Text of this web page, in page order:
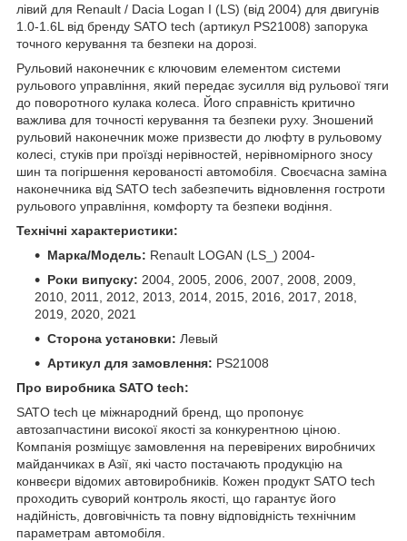
лівий для Renault / Dacia Logan I (LS) (від 2004) для двигунів
1.0-1.6L від бренду SATO tech (артикул PS21008) запорука
точного керування та безпеки на дорозі.
Рульовий наконечник є ключовим елементом системи
рульового управління, який передає зусилля від рульової тяги
до поворотного кулака колеса. Його справність критично
важлива для точності керування та безпеки руху. Зношений
рульовий наконечник може призвести до люфту в рульовому
колесі, стуків при проїзді нерівностей, нерівномірного зносу
шин та погіршення керованості автомобіля. Своєчасна заміна
наконечника від SATO tech забезпечить відновлення гостроти
рульового управління, комфорту та безпеки водіння.
Технічні характеристики:
Марка/Модель: Renault LOGAN (LS_) 2004-
Роки випуску: 2004, 2005, 2006, 2007, 2008, 2009,
2010, 2011, 2012, 2013, 2014, 2015, 2016, 2017, 2018,
2019, 2020, 2021
Сторона установки: Левый
Артикул для замовлення: PS21008
Про виробника SATO tech:
SATO tech це міжнародний бренд, що пропонує
автозапчастини високої якості за конкурентною ціною.
Компанія розміщує замовлення на перевірених виробничих
майданчиках в Азії, які часто постачають продукцію на
конвеєри відомих автовиробників. Кожен продукт SATO tech
проходить суворий контроль якості, що гарантує його
надійність, довговічність та повну відповідність технічним
параметрам автомобіля.